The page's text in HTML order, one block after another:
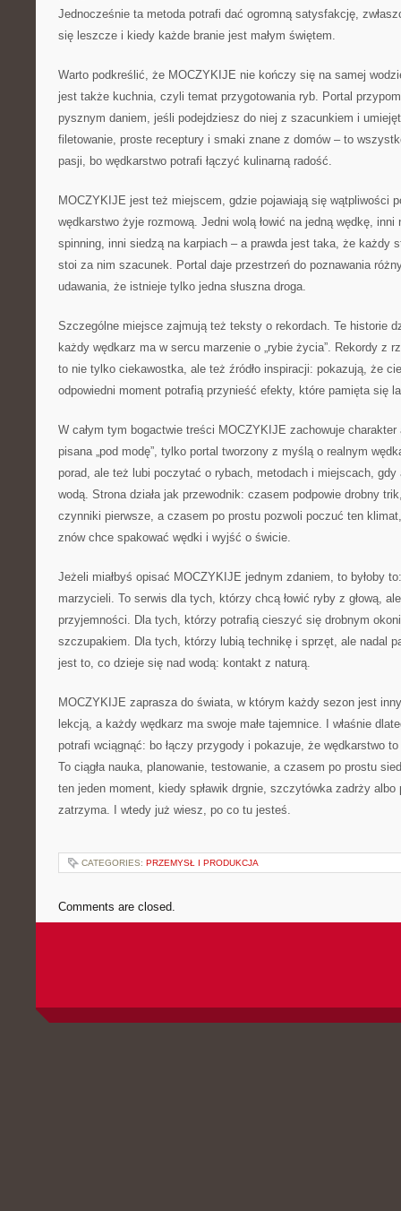
Jednocześnie ta metoda potrafi dać ogromną satysfakcję,
się leszcze i kiedy każde branie jest małym świętem.
Warto podkreślić, że MOCZYKIJE nie kończy się na samej
jest także kuchnia, czyli temat przygotowania ryb. Portal
pysznym daniem, jeśli podejdziesz do niej z szacunkiem i
filetowanie, proste receptury i smaki znane z domów – to
pasji, bo wędkarstwo potrafi łączyć kulinarną radość.
MOCZYKIJE jest też miejscem, gdzie pojawiają się wątpliwości
wędkarstwo żyje rozmową. Jedni wolą łowić na jedną wędkę,
spinning, inni siedzą na karpiach – a prawda jest taka, że każdy
stoi za nim szacunek. Portal daje przestrzeń do poznawania
udawania, że istnieje tylko jedna słuszna droga.
Szczególne miejsce zajmują też teksty o rekordach. Te historie
każdy wędkarz ma w sercu marzenie o „rybie życia”. Rekordy z
to nie tylko ciekawostka, ale też źródło inspiracji: pokazują, że
odpowiedni moment potrafią przynieść efekty, które pamięta się
W całym tym bogactwie treści MOCZYKIJE zachowuje
pisana „pod modę”, tylko portal tworzony z myślą o realnym
porad, ale też lubi poczytać o rybach, metodach i miejscach,
wodą. Strona działa jak przewodnik: czasem podpowie drobny
czynniki pierwsze, a czasem po prostu pozwoli poczuć ten
znów chce spakować wędki i wyjść o świcie.
Jeżeli miałbyś opisać MOCZYKIJE jednym zdaniem, to byłoby
marzycieli. To serwis dla tych, którzy chcą łowić ryby z głową,
przyjemności. Dla tych, którzy potrafią cieszyć się drobnym
szczupakiem. Dla tych, którzy lubią technikę i sprzęt, ale nadal
jest to, co dzieje się nad wodą: kontakt z naturą.
MOCZYKIJE zaprasza do świata, w którym każdy sezon jest
lekcją, a każdy wędkarz ma swoje małe tajemnice. I właśnie
potrafi wciągnąć: bo łączy przygody i pokazuje, że wędkarstwo
To ciągła nauka, planowanie, testowanie, a czasem po prostu
ten jeden moment, kiedy spławik drgnie, szczytówka zadrży albo
zatrzyma. I wtedy już wiesz, po co tu jesteś.
CATEGORIES: PRZEMYSŁ I PRODUKCJA
Comments are closed.